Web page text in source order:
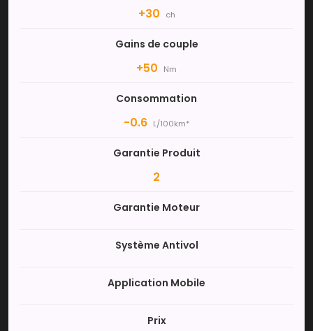
+30 ch
Gains de couple
+50 Nm
Consommation
-0.6 L/100km*
Garantie Produit
2
Garantie Moteur
Système Antivol
Application Mobile
Prix